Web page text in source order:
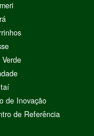
de Inovação
de Referência